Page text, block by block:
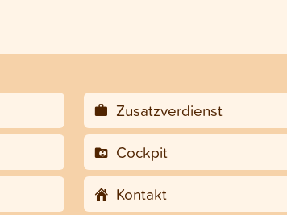
Zusatzverdienst
Cockpit
Kontakt